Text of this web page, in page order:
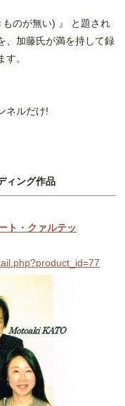
ものが無い) 』 と題され
、加藤氏が満を持して録
。
ネルだけ!
ィング作品
ト・クァルテッ